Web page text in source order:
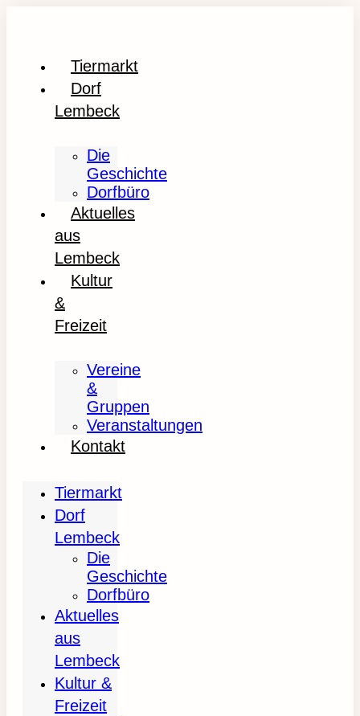
Tiermarkt
Dorf
Lembeck
Die
Geschichte
Dorfbüro
Aktuelles
aus
Lembeck
Kultur
&
Freizeit
Vereine
&
Gruppen
Veranstaltungen
Kontakt
Tiermarkt
Dorf
Lembeck
Die
Geschichte
Dorfbüro
Aktuelles
aus
Lembeck
Kultur &
Freizeit